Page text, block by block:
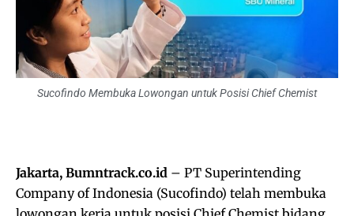
Sucofindo Membuka Lowongan untuk Posisi Chief Chemist
Jakarta, Bumntrack.co.id – PT Superintending
Company of Indonesia (Sucofindo) telah membuka